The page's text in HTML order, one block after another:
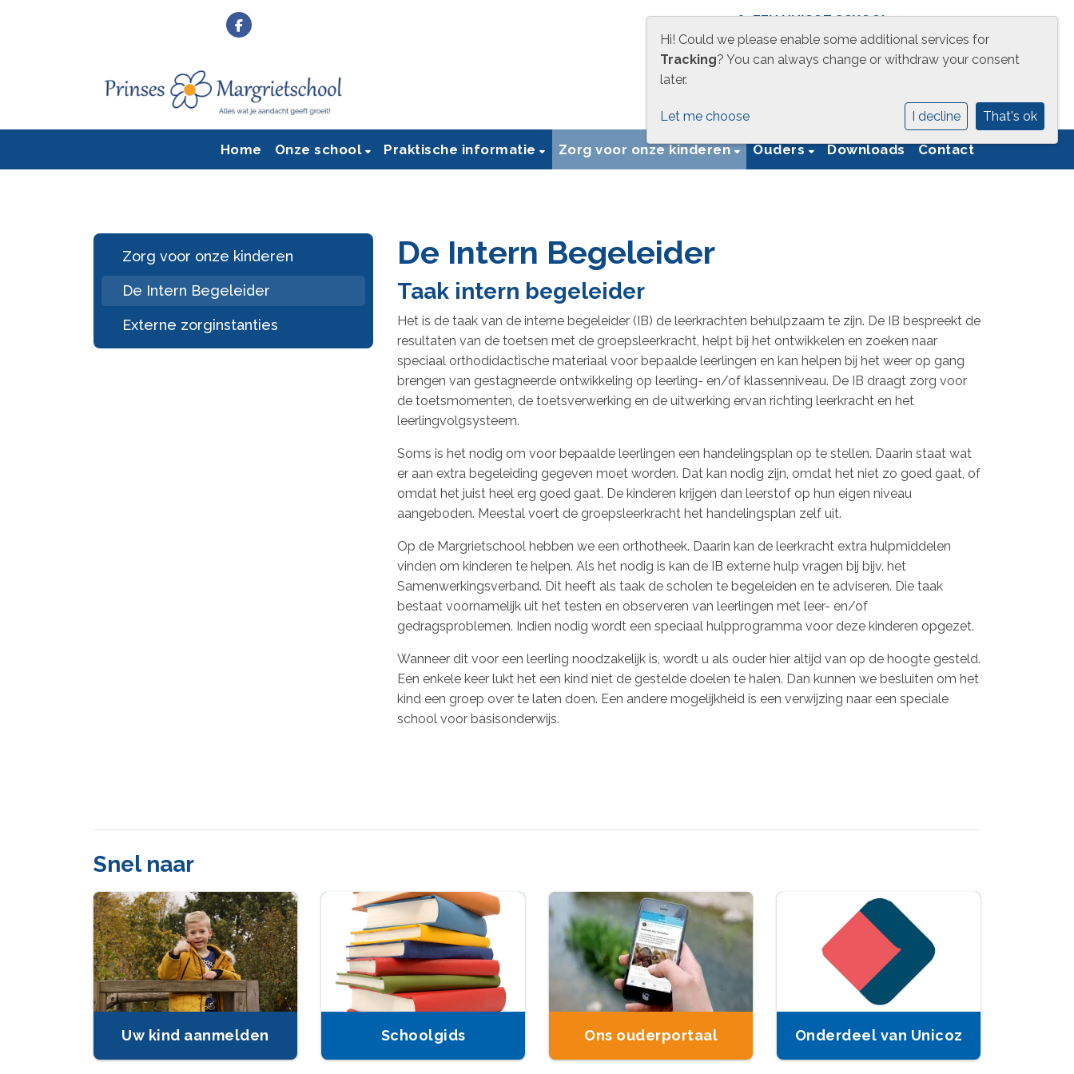
EEN UNICOZ SCHOOL
Home Onze school Praktische informatie Zorg voor onze kinderen Ouders Downloads Contact
Zorg voor onze kinderen
De Intern Begeleider
Externe zorginstanties
De Intern Begeleider
Taak intern begeleider
Het is de taak van de interne begeleider (IB) de leerkrachten behulpzaam te zijn. De IB bespreekt de
resultaten van de toetsen met de groepsleerkracht, helpt bij het ontwikkelen en zoeken naar
speciaal orthodidactische materiaal voor bepaalde leerlingen en kan helpen bij het weer op gang
brengen van gestagneerde ontwikkeling op leerling- en/of klassenniveau. De IB draagt zorg voor
de toetsmomenten, de toetsverwerking en de uitwerking ervan richting leerkracht en het
leerlingvolgsysteem.
Soms is het nodig om voor bepaalde leerlingen een handelingsplan op te stellen. Daarin staat wat
er aan extra begeleiding gegeven moet worden. Dat kan nodig zijn, omdat het niet zo goed gaat, of
omdat het juist heel erg goed gaat. De kinderen krijgen dan leerstof op hun eigen niveau
aangeboden. Meestal voert de groepsleerkracht het handelingsplan zelf uit.
Op de Margrietschool hebben we een orthotheek. Daarin kan de leerkracht extra hulpmiddelen
vinden om kinderen te helpen. Als het nodig is kan de IB externe hulp vragen bij bijv. het
Samenwerkingsverband. Dit heeft als taak de scholen te begeleiden en te adviseren. Die taak
bestaat voornamelijk uit het testen en observeren van leerlingen met leer- en/of
gedragsproblemen. Indien nodig wordt een speciaal hulpprogramma voor deze kinderen opgezet.
Wanneer dit voor een leerling noodzakelijk is, wordt u als ouder hier altijd van op de hoogte gesteld.
Een enkele keer lukt het een kind niet de gestelde doelen te halen. Dan kunnen we besluiten om het
kind een groep over te laten doen. Een andere mogelijkheid is een verwijzing naar een speciale
school voor basisonderwijs.
Snel naar
Uw kind aanmelden Schoolgids Ons ouderportaal Onderdeel van Unicoz
Hi! Could we please enable some additional services for
Tracking? You can always change or withdraw your consent
later.
Let me choose I decline That's ok